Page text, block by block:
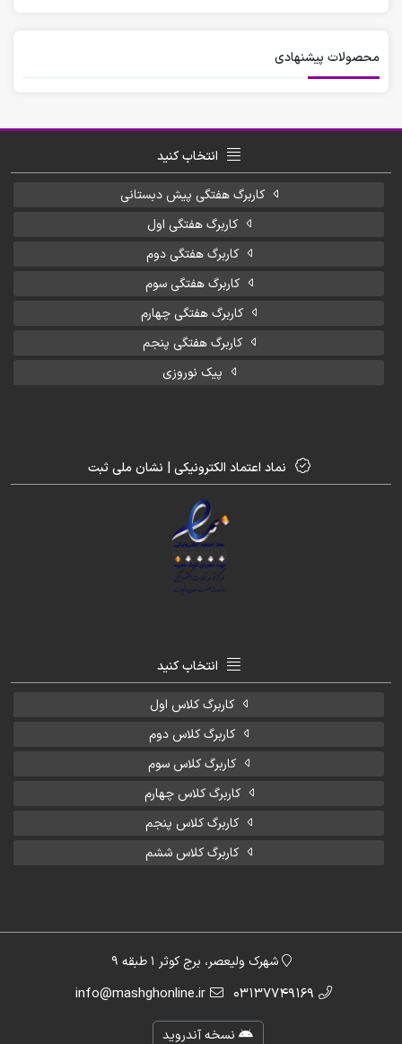
محصولات پیشنهادی
انتخاب کنید
کاربرگ هفتگی پیش دبستانی
کاربرگ هفتگی اول
کاربرگ هفتگی دوم
کاربرگ هفتگی سوم
کاربرگ هفتگی چهارم
کاربرگ هفتگی پنجم
پیک نوروزی
نماد اعتماد الکترونیکی | نشان ملی ثبت
انتخاب کنید
کاربرگ کلاس اول
کاربرگ کلاس دوم
کاربرگ کلاس سوم
کاربرگ کلاس چهارم
کاربرگ کلاس پنجم
کاربرگ کلاس ششم
شهرک ولیعصر، برج کوثر 1 طبقه 9
03137749169
info@mashghonline.ir
نسخه آندروید